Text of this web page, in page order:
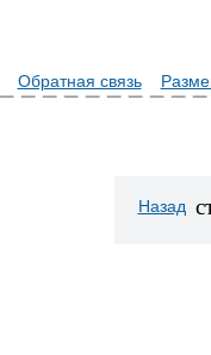
Обратная связь
Назад